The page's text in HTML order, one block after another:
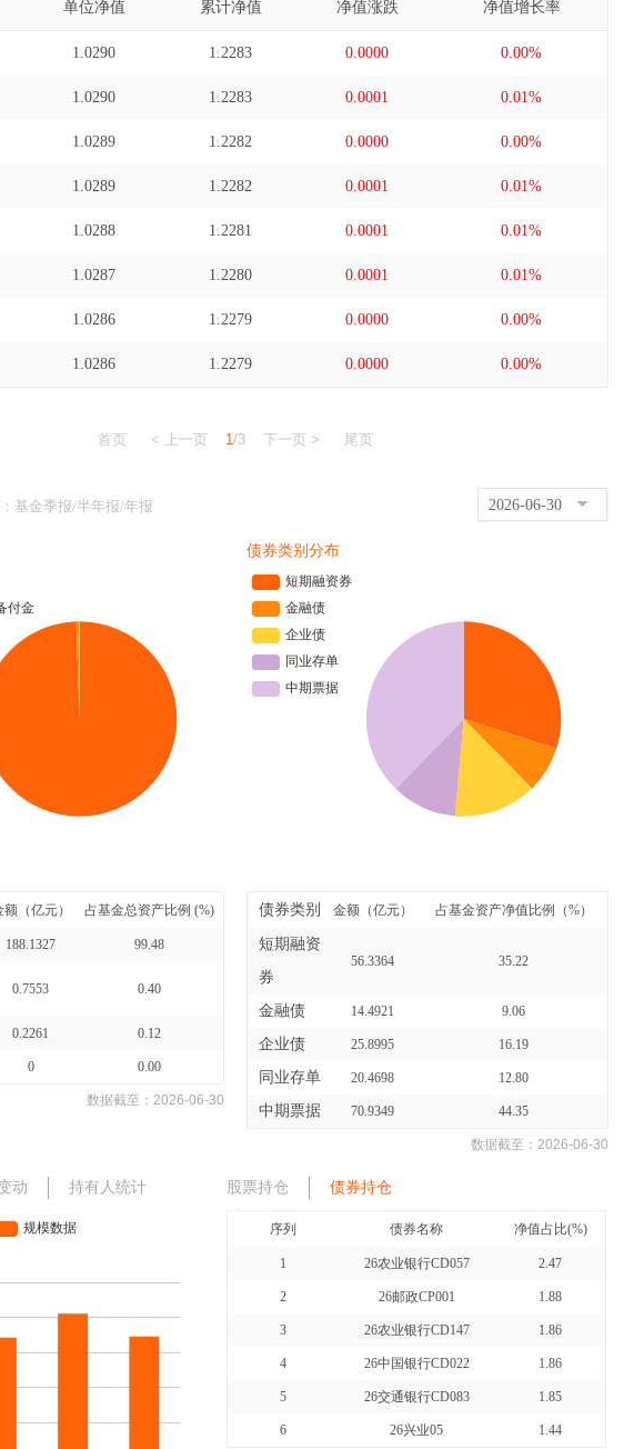
单位净值 累计净值 净值涨跌 净值增长率
1.0290 1.2283 0.0000 0.00%
1.0290 1.2283 0.0001 0.01%
1.0289 1.2282 0.0000 0.00%
1.0289 1.2282 0.0001 0.01%
1.0288 1.2281 0.0001 0.01%
1.0287 1.2280 0.0001 0.01%
1.0286 1.2279 0.0000 0.00%
1.0286 1.2279 0.0000 0.00%
首页 < 上一页 1/3 下一页 > 尾页
基金季报/半年报/年报 2026-06-30
额（亿元） 占基金总资产比例 (%)
188.1327 99.48
0.7553 0.40
0.2261 0.12
0 0.00
数据截至： 2026-06-30
债券类别分布
债券类别 金额（亿元） 占基金资产净值比例（%）
短期融资
券
56.3364 35.22
金融债 14.4921 9.06
企业债 25.8995 16.19
同业存单 20.4698 12.80
中期票据 70.9349 44.35
数据截至： 2026-06-30
动 持有人统计 股票持仓 债券持仓
序列 债券名称 净值占比(%)
1 26农业银行CD057 2.47
2 26邮政CP001 1.88
3 26农业银行CD147 1.86
4 26中国银行CD022 1.86
5 26交通银行CD083 1.85
6 26兴业05 1.44